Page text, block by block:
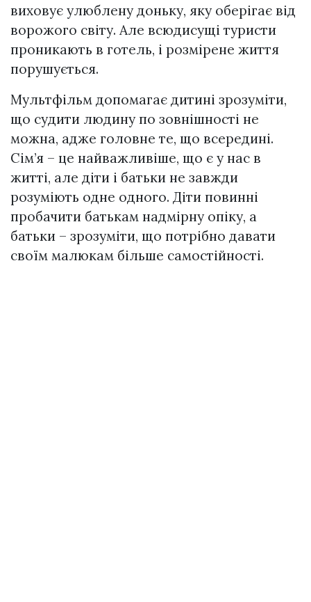
виховує улюблену доньку, яку оберігає від
ворожого світу. Але всюдисущі туристи
проникають в готель, і розмірене життя
порушується.
Мультфільм допомагає дитині зрозуміти,
що судити людину по зовнішності не
можна, адже головне те, що всередині.
Сім’я – це найважливіше, що є у нас в
житті, але діти і батьки не завжди
розуміють одне одного. Діти повинні
пробачити батькам надмірну опіку, а
батьки – зрозуміти, що потрібно давати
своїм малюкам більше самостійності.